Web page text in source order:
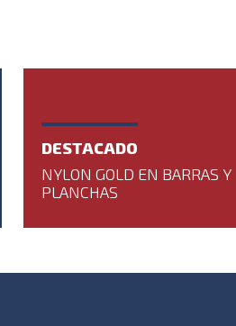
DESTACADO
NYLON GOLD EN BARRAS Y
PLANCHAS